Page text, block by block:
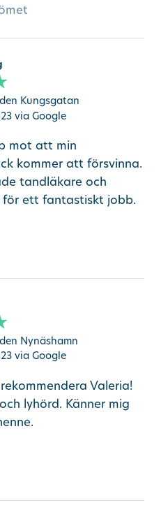
Kungsgatan
via Google
mot att min
kommer att försvinna.
tandläkare och
ett fantastiskt jobb.
Nynäshamn
via Google
Valeria!
lyhörd. Känner mig